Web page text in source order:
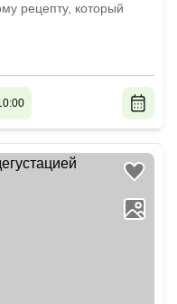
рецепту, который